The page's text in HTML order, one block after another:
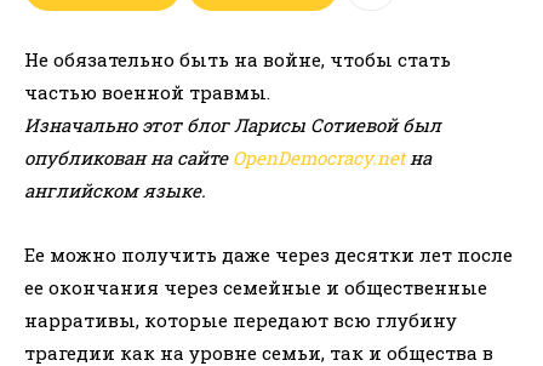
Не обязательно быть на войне, чтобы стать
частью военной травмы.
Изначально этот блог Ларисы Сотиевой был
опубликован на сайте OpenDemocracy.netна
английском языке.
Ее можно получить даже через десятки лет после
ее окончания через семейные и общественные
нарративы, которые передают всю глубину
трагедии как на уровне семьи, так и общества в